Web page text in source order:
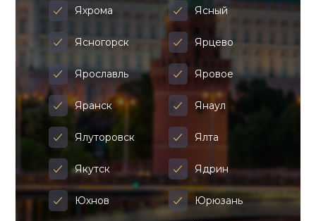
Яхрома Ясный
Ясногорск Ярцево
Ярославль Яровое
Яранск Янаул
Ялуторовск Ялта
Якутск Ядрин
Юхнов Юрюзань